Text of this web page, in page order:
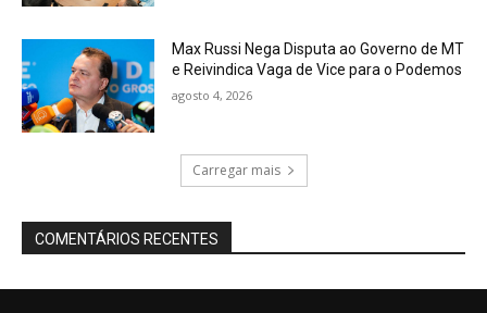
Max Russi Nega Disputa ao Governo de MT
e Reivindica Vaga de Vice para o Podemos
agosto 4, 2026
Carregar mais
COMENTÁRIOS RECENTES